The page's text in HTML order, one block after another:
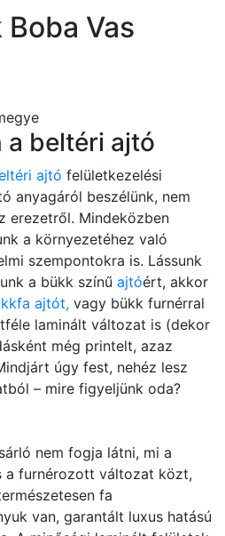
Vas
a beltéri ajtó
ajtó felületkezelési
anyagáról beszélünk, nem
erezetről. Mindeközben
a környezetéhez való
szempontokra is. Lássunk
a bükk színű ajtóért, akkor
ajtót, vagy bükk furnérral
laminált változat is (dekor
még printelt, azaz
úgy fest, nehéz lesz
– mire figyeljünk oda?
nem fogja látni, mi a
a furnérozott változat közt,
fa
van, garantált luxus hatású